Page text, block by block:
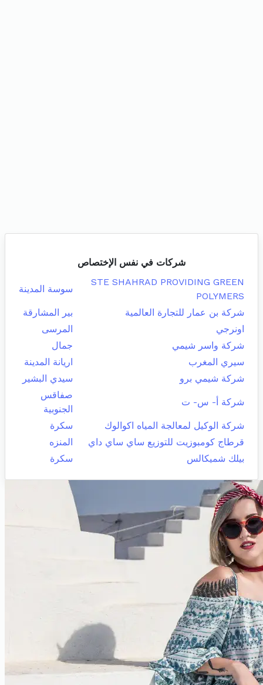
شركات في نفس الإختصاص
STE SHAHRAD PROVIDING GREEN
POLYMERS
سوسة المدينة
شركة بن عمار للتجارة العالمية
بير المشارقة
اونرجي
المرسى
شركة واسر شيمي
جمال
سيري المغرب
اريانة المدينة
شركة شيمي برو
سيدي البشير
شركة أ- س- ت
صفاقس
الجنوبية
شركة الوكيل لمعالجة المياه اكوالوك
سكرة
قرطاج كومبوزيت للتوزيع ساي ساي داي
المنزه
بيلك شميكالس
سكرة